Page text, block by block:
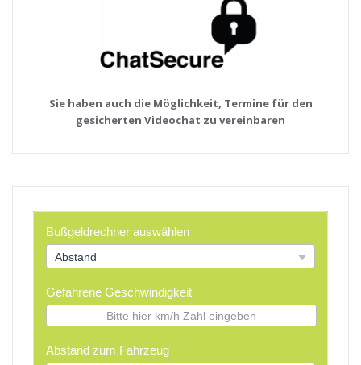
Sie haben auch die Möglichkeit, Termine für den
gesicherten Videochat zu vereinbaren